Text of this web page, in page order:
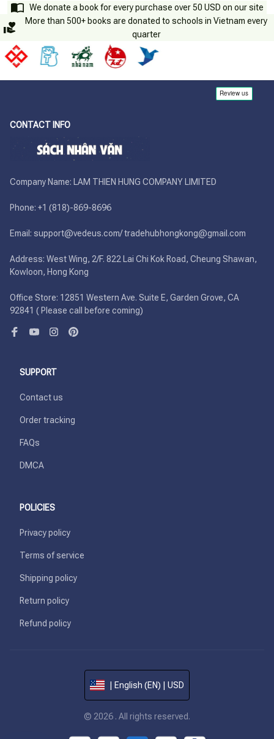
We donate a book for every purchase over 50 USD on our site
More than 500+ books are donated to schools in Vietnam every
quarter
CONTACT INFO
Company Name: LAM THIEN HUNG COMPANY LIMITED
Phone: +1 (818)-869-8696
Email: support@vedeus.com/ tradehubhongkong@gmail.com
Address: West Wing, 2/F. 822 Lai Chi Kok Road, Cheung Shawan,
Kowloon, Hong Kong
Office Store: 12851 Western Ave. Suite E, Garden Grove, CA
92841 ( Please call before coming)
SUPPORT
Contact us
Order tracking
FAQs
DMCA
POLICIES
Privacy policy
Terms of service
Shipping policy
Return policy
Refund policy
| English (EN) | USD
© 2026 . All rights reserved.